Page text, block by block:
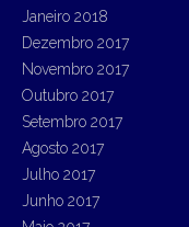
Janeiro 2018
Dezembro 2017
Novembro 2017
Outubro 2017
Setembro 2017
Agosto 2017
Julho 2017
Junho 2017